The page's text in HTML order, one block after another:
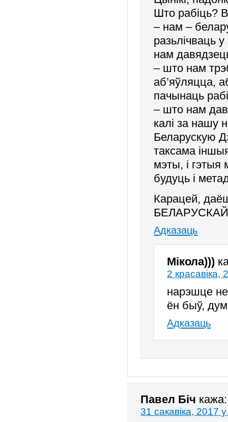
Што рабіць?
– нам –
разьлічваць
нам
– што нам
аб’яўляцца,
пачынаць
– што нам
калі за нашу
Беларускую
таксама
мэты, і
будуць і
Карацей,
Адказаць
Мікола)))
2 красавіка,
нарэшце
ён быў,
Адказаць
Павел Біч кажа:
31 сакавіка, 2017